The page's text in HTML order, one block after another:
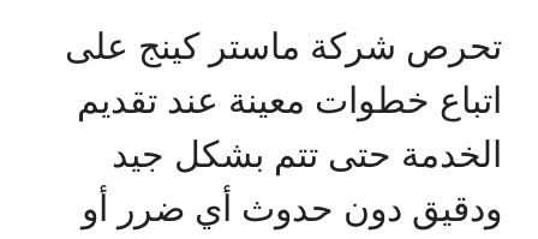
تحرص شركة ماستر كينج على
اتباع خطوات معينة عند تقديم
الخدمة حتى تتم بشكل جيد
ودقيق دون حدوث أي ضرر أو